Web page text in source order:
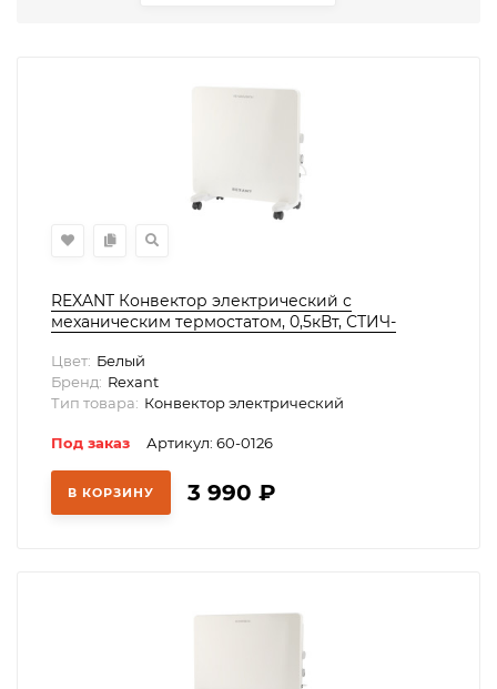
REXANT Конвектор электрический с
меxаническим термостатом, 0,5кВт, СТИЧ-
Цвет: Белый
Бренд: Rexant
Тип товара: Конвектор электрический
Под заказ Артикул: 60-0126
В КОРЗИНУ 3 990 ₽